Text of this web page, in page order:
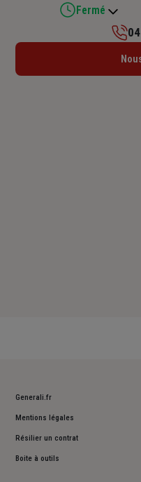
Fermé
Lundi :
Generali.fr
Mentions légales
Résilier un contrat
Boite à outils